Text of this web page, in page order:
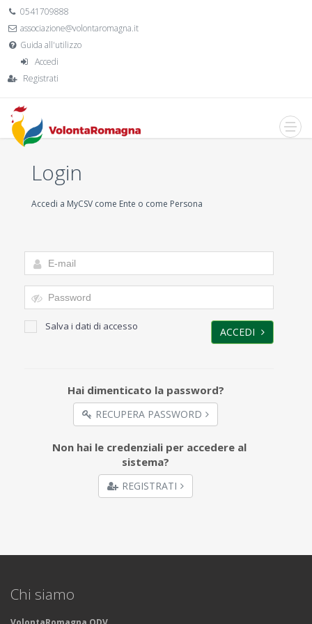
0541709888
associazione@volontaromagna.it
Guida all'utilizzo
Accedi
Registrati
Login
Accedi a MyCSV come Ente o come Persona
Salva i dati di accesso ACCEDI
Hai dimenticato la password?
RECUPERA PASSWORD
Non hai le credenziali per accedere al
sistema?
REGISTRATI
Chi siamo